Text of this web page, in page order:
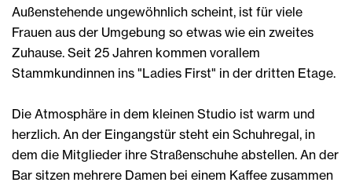
Außenstehende ungewöhnlich scheint, ist für viele
Frauen aus der Umgebung so etwas wie ein zweites
Zuhause. Seit 25 Jahren kommen vorallem
Stammkundinnen ins "Ladies First" in der dritten Etage.
Die Atmosphäre in dem kleinen Studio ist warm und
herzlich. An der Eingangstür steht ein Schuhregal, in
dem die Mitglieder ihre Straßenschuhe abstellen. An der
Bar sitzen mehrere Damen bei einem Kaffee zusammen